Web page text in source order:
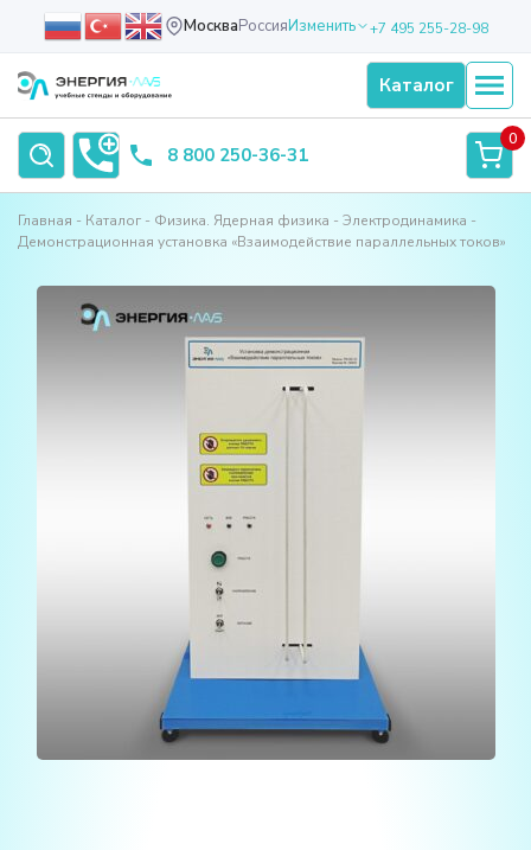
МоскваРоссияИзменить +7 495 255-28-98
Каталог
8 800 250-36-31
0
Главная Каталог Физика. Ядерная физика
Электродинамика
Демонстрационная установка «Взаимодействие параллельных токов»